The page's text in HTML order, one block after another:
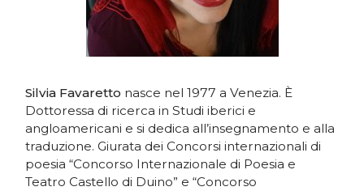
Silvia Favaretto nasce nel 1977 a Venezia. È
Dottoressa di ricerca in Studi iberici e
angloamericani e si dedica all’insegnamento e alla
traduzione. Giurata dei Concorsi internazionali di
poesia “Concorso Internazionale di Poesia e
Teatro Castello di Duino” e “Concorso